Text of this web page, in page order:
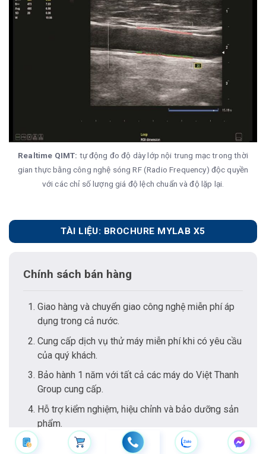
Realtime QIMT: tự động đo độ dày lớp nội trung mạc trong thời
gian thực bằng công nghệ sóng RF (Radio Frequency) độc quyền
với các chỉ số lượng giá độ lệch chuẩn và độ lặp lại.
TÀI LIỆU: BROCHURE MYLAB X5
Chính sách bán hàng
Giao hàng và chuyển giao công nghệ miễn phí áp
dụng trong cả nước.
Cung cấp dịch vụ thử máy miễn phí khi có yêu cầu
của quý khách.
Bảo hành 1 năm với tất cả các máy do Việt Thanh
Group cung cấp.
Hỗ trợ kiểm nghiệm, hiệu chỉnh và bảo dưỡng sản
phẩm.
Cam kết đổi mới 100% các thiết bị do Việt Thanh